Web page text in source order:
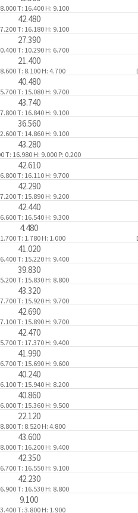
T: 16.400 H: 9.100
42.480
T: 16.180 H: 9.100
27.390
T: 10.290 H: 6.700
21.400
T: 8.100 H: 4.700
40.480
T: 15.080 H: 9.700
43.740
T: 16.840 H: 9.100
36.560
T: 14.860 H: 9.100
43.280
T: 16.980 H: 9.000 P: 0.200
42.610
T: 16.110 H: 9.700
42.290
T: 15.890 H: 9.200
42.440
T: 16.540 H: 9.300
4.480
T: 1.780 H: 1.000
41.020
T: 15.220 H: 9.400
39.830
T: 15.830 H: 8.800
43.320
T: 15.920 H: 9.700
42.690
T: 15.890 H: 9.700
42.470
T: 17.370 H: 9.400
41.990
T: 15.690 H: 9.600
40.240
T: 15.940 H: 8.200
40.860
T: 15.360 H: 9.500
22.120
T: 8.520 H: 4.800
43.600
T: 16.200 H: 9.400
42.350
T: 16.550 H: 9.100
42.230
T: 16.530 H: 8.800
9.100
T: 3.800 H: 1.900